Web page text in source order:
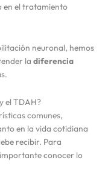
en el tratamiento
neuronal, hemos
la diferencia
el TDAH?
comunes,
en la vida cotidiana
recibir. Para
conocer lo